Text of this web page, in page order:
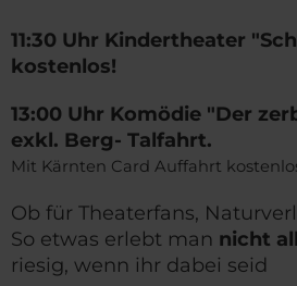
11:30 Uhr Kindertheater
kostenlos!
13:00 Uhr Komödie "Der
exkl. Berg- Talfahrt.
Mit Kärnten Card Auffahrt
Ob für Theaterfans,
So etwas erlebt man nicht
riesig, wenn ihr dabei seid